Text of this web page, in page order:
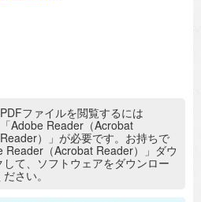
PDFファイルを閲覧するには
「Adobe Reader（Acrobat
Reader）」が必要です。お持ちで
Reader（Acrobat Reader）」ダウ
て、ソフトウェアをダウンロー
さい。